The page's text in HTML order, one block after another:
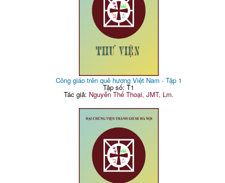
Công giáo trên quê hương Việt Nam - Tập 1
Tập số: T1
Tác giả: Nguyễn Thế Thoại, JMT, Lm.